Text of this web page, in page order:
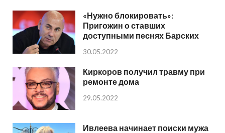
«Нужно блокировать»:
Пригожин о ставших
доступными песнях Барских
30.05.2022
Киркоров получил травму при
ремонте дома
29.05.2022
Ивлеева начинает поиски мужа